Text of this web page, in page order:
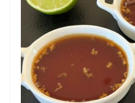
Clafoutis Crèmes Flans
Crumbles Gâteaux secs
Friandises Mignardises
Gâteaux Tartes
Panna cotta Tiramisu